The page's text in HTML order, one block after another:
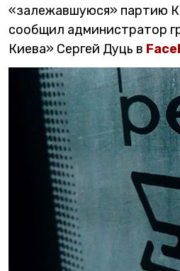
«залежавшуюся» партию
сообщил администратор
Киева» Сергей Дуць в